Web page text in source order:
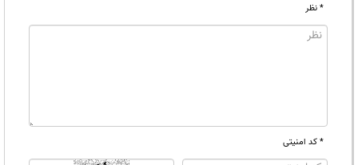
* نظر
* کد امنیتی